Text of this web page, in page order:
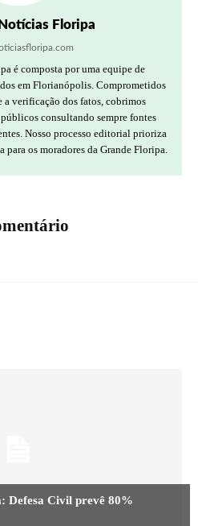
Floripa
é composta por uma equipe de
em Florianópolis. Comprometidos
verificação dos fatos, cobrimos
consultando sempre fontes
Nosso processo editorial prioriza
os moradores da Grande Floripa.
Defesa Civil prevê 80%